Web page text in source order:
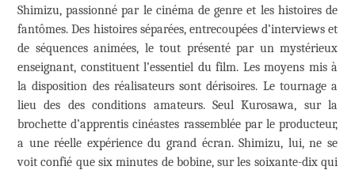
Shimizu, passionné par le cinéma de genre et les histoires de
fantômes. Des histoires séparées, entrecoupées d’interviews et
de séquences animées, le tout présenté par un mystérieux
enseignant, constituent l’essentiel du film. Les moyens mis à
la disposition des réalisateurs sont dérisoires. Le tournage a
lieu des des conditions amateurs. Seul Kurosawa, sur la
brochette d’apprentis cinéastes rassemblée par le producteur,
a une réelle expérience du grand écran. Shimizu, lui, ne se
voit confié que six minutes de bobine, sur les soixante-dix qui